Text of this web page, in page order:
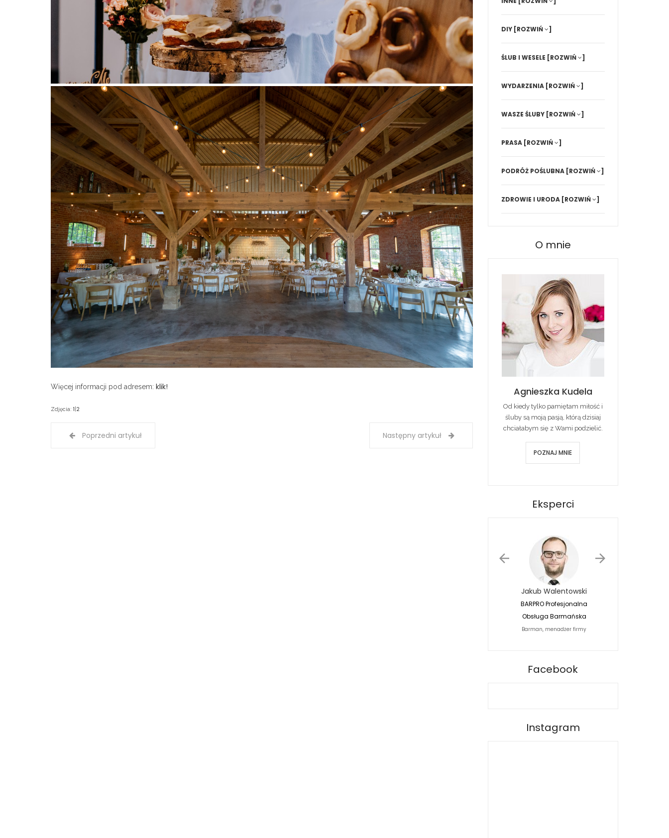
Więcej informacji pod adresem: klik!
Zdjęcia: 1 2
Poprzedni artykuł Następny artykuł
DIY [ROZWIŃ ]
ŚLUB I WESELE [ROZWIŃ ]
WYDARZENIA [ROZWIŃ ]
WASZE ŚLUBY [ROZWIŃ ]
PRASA [ROZWIŃ ]
PODRÓŻ POŚLUBNA [ROZWIŃ ]
ZDROWIE I URODA [ROZWIŃ ]
O mnie
Agnieszka Kudela
Od kiedy tylko pamiętam miłość i
śluby są moją pasją, którą dzisiaj
chciałabym się z Wami podzielić.
POZNAJ MNIE
Eksperci
Jakub Walentowski
BARPRO Profesjonalna
Obsługa Barmańska
Barman, menadżer firmy
Facebook
Instagram